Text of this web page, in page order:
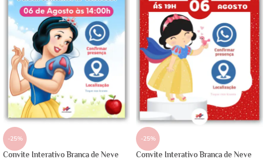
-25%
Convite Interativo Branca de Neve
-25%
Convite Interativo Branca de Neve